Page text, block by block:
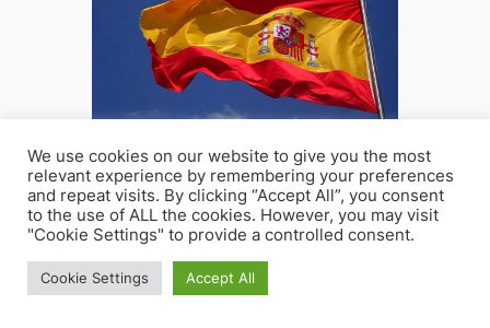
Alle relevanten Themen
bei der Lernzuflucht
We use cookies on our website to give you the most
relevant experience by remembering your preferences
and repeat visits. By clicking “Accept All”, you consent
to the use of ALL the cookies. However, you may visit
"Cookie Settings" to provide a controlled consent.
Cookie Settings Accept All